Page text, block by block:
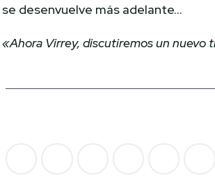
se desenvuelve más adelante…
«Ahora Virrey, discutiremos un nuevo